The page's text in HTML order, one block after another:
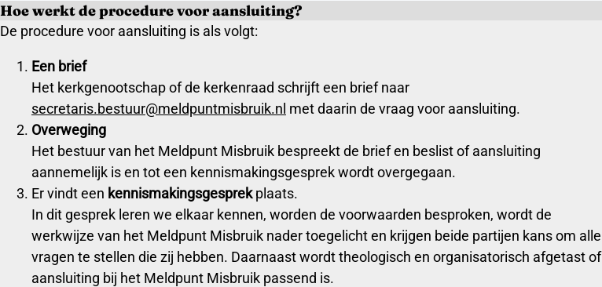
Hoe werkt de procedure voor aansluiting?
De procedure voor aansluiting is als volgt:
Een brief
Het kerkgenootschap of de kerkenraad schrijft een brief naar
secretaris.bestuur@meldpuntmisbruik.nl met daarin de vraag voor aansluiting.
Overweging
Het bestuur van het Meldpunt Misbruik bespreekt de brief en beslist of aansluiting
aannemelijk is en tot een kennismakingsgesprek wordt overgegaan.
Er vindt een kennismakingsgesprekplaats.
In dit gesprek leren we elkaar kennen, worden de voorwaarden besproken, wordt de
werkwijze van het Meldpunt Misbruik nader toegelicht en krijgen beide partijen kans om alle
vragen te stellen die zij hebben. Daarnaast wordt theologisch en organisatorisch afgetast of
aansluiting bij het Meldpunt Misbruik passend is.